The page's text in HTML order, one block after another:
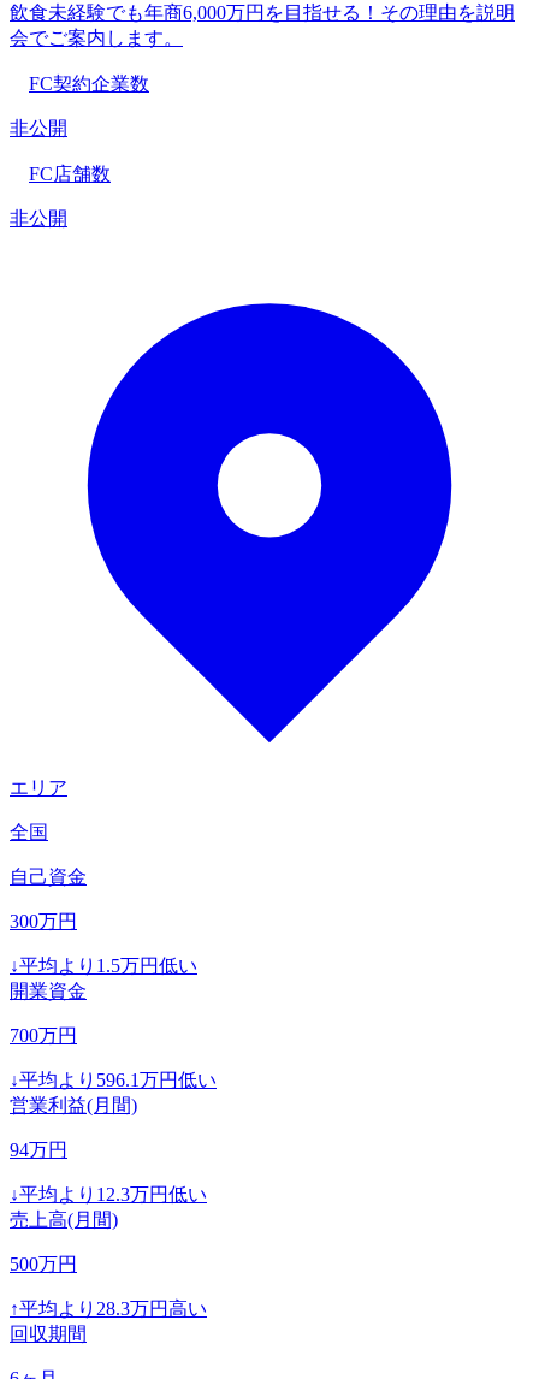
飲食未経験でも年商6,000万円を目指せる！その理由を説明
会でご案内します。
FC契約企業数
非公開
FC店舗数
非公開
エリア
全国
自己資金
300万円
↓平均より 1.5万円低い
開業資金
700万円
↓平均より 596.1万円低い
営業利益(月間)
94万円
↓平均より 12.3万円低い
売上高(月間)
500万円
↑平均より 28.3万円高い
回収期間